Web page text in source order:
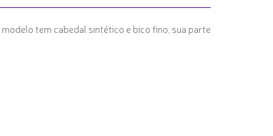
tem cabedal sintético e bico fino, sua parte